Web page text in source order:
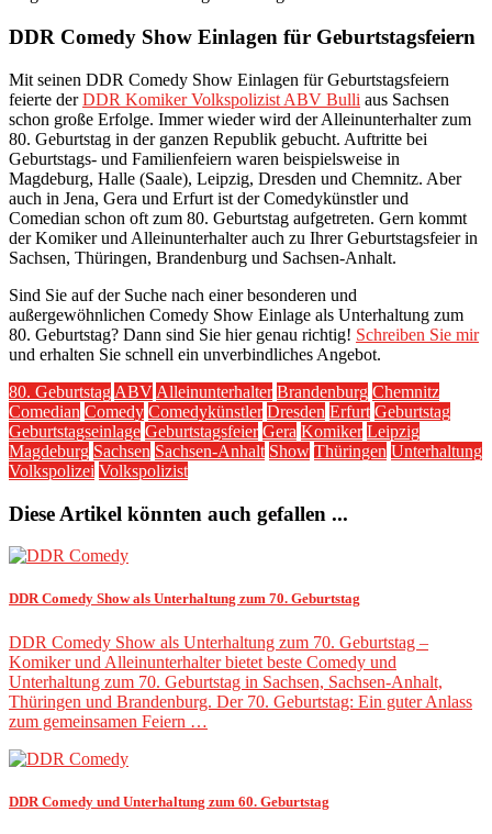
DDR Comedy Show Einlagen für Geburtstagsfeiern
Mit seinen DDR Comedy Show Einlagen für Geburtstagsfeiern
feierte derDDR Komiker Volkspolizist ABV Bulli aus Sachsen
schon große Erfolge. Immer wieder wird der Alleinunterhalter zum
80. Geburtstag in der ganzen Republik gebucht. Auftritte bei
Geburtstags- und Familienfeiern waren beispielsweise in
Magdeburg, Halle (Saale), Leipzig, Dresden und Chemnitz. Aber
auch in Jena, Gera und Erfurt ist der Comedykünstler und
Comedian schon oft zum 80. Geburtstag aufgetreten. Gern kommt
der Komiker und Alleinunterhalter auch zu Ihrer Geburtstagsfeier in
Sachsen, Thüringen, Brandenburg und Sachsen-Anhalt.
Sind Sie auf der Suche nach einer besonderen und
außergewöhnlichen Comedy Show Einlage als Unterhaltung zum
80. Geburtstag? Dann sind Sie hier genau richtig! Schreiben Sie mir
und erhalten Sie schnell ein unverbindliches Angebot.
80. Geburtstag ABV Alleinunterhalter Brandenburg Chemnitz
Comedian Comedy Comedykünstler Dresden Erfurt Geburtstag
Geburtstagseinlage Geburtstagsfeier Gera Komiker Leipzig
Magdeburg Sachsen Sachsen-Anhalt Show Thüringen Unterhaltung
Volkspolizei Volkspolizist
Diese Artikel könnten auch gefallen ...
DDR Comedy Show als Unterhaltung zum 70. Geburtstag
DDR Comedy Show als Unterhaltung zum 70. Geburtstag –
Komiker und Alleinunterhalter bietet beste Comedy und
Unterhaltung zum 70. Geburtstag in Sachsen, Sachsen-Anhalt,
Thüringen und Brandenburg. Der 70. Geburtstag: Ein guter Anlass
zum gemeinsamen Feiern …
DDR Comedy und Unterhaltung zum 60. Geburtstag